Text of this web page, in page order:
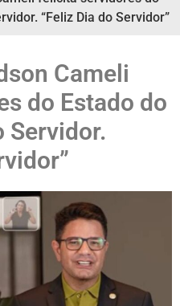
“Feliz Dia do Servidor”
Cameli
do Estado do
Servidor.